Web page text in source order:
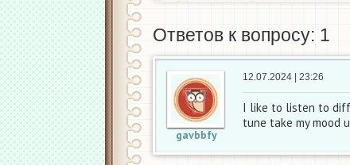
Ответов к вопросу: 1
gavbbfy
12.07.2024 | 23:26
I like to listen to
tune take my mood